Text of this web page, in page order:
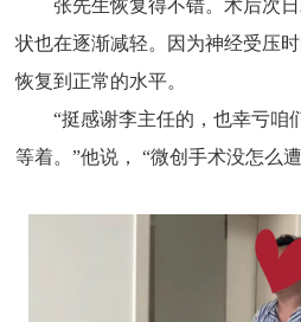
张先生恢复得不错。术后次
状也在逐渐减轻。因为神经受压
恢复到正常的水平。
“挺感谢李主任的，也幸亏咱
等着。”他说， “微创手术没怎么